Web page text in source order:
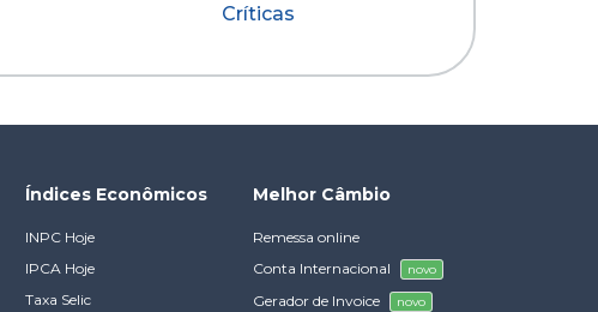
Críticas
Índices Econômicos
INPC Hoje
IPCA Hoje
Taxa Selic
Melhor Câmbio
Remessa online
Conta Internacional
novo
Gerador de Invoice novo